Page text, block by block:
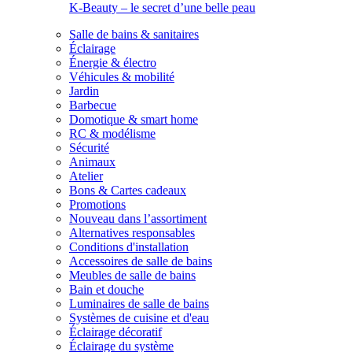
K-Beauty – le secret d’une belle peau
Salle de bains & sanitaires
Éclairage
Énergie & électro
Véhicules & mobilité
Jardin
Barbecue
Domotique & smart home
RC & modélisme
Sécurité
Animaux
Atelier
Bons & Cartes cadeaux
Promotions
Nouveau dans l’assortiment
Alternatives responsables
Conditions d'installation
Accessoires de salle de bains
Meubles de salle de bains
Bain et douche
Luminaires de salle de bains
Systèmes de cuisine et d'eau
Éclairage décoratif
Éclairage du système